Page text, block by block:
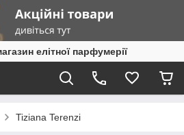
елітної парфумерії
Tiziana Terenzi